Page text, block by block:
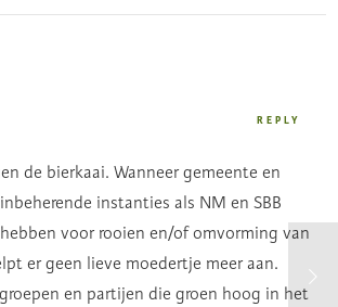
REPLY
de bierkaai. Wanneer gemeente en
instanties als NM en SBB
voor rooien en/of omvorming van
er geen lieve moedertje meer aan.
en partijen die groen hoog in het